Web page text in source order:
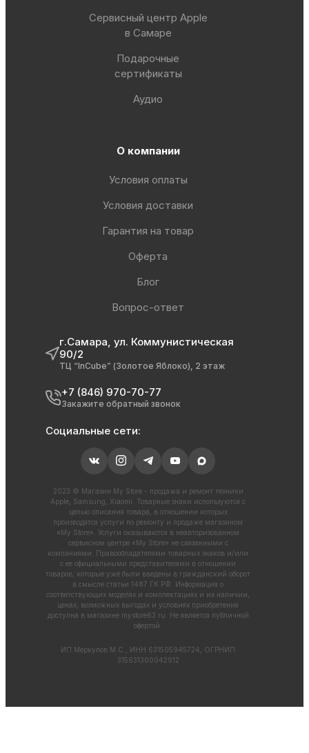
Сервисный центр Apple
в Самаре
Подарочные
сертификаты
Аудио
О компании
Условия оплаты
Условия доставки
Гарантия на товар
Оферта
Блог
Вопрос-ответ
г.Самара, ул. Коммунистическая
90/2
ТЦ “InCube” (Золотое Яблоко), 2 этаж
+7 (846) 970-70-77
Закажите обратный звонок
Социальные сети:
2023 © Магазин My Store - продажа и ремонт техники
Apple, Samsung, Xiaomi. Товарные знаки используются с
целью описания товара, в отношении которых
производятся услуги по ремонту и продаже магазином
«My Store». Услуги оказываются в неавторизованном
сервисном центре «My Store» не связанными с
компаниями. Правообладателями товарных знаков и/или
с ее официальными представителями в отношении
товаров, которые уже были введены в гражданский оборот
в смысле статьи 1487 ГК РФ. Информация о
соответствующих моделях и комплектациях и их наличии,
ценах, возможных выгодах и условиях приобретения
доступна в магазине mystore63.ru . Не является публичной
офертой.
ИП Меркулов М.С., ИНН 631505945724, ОГРНИП
315631300042912